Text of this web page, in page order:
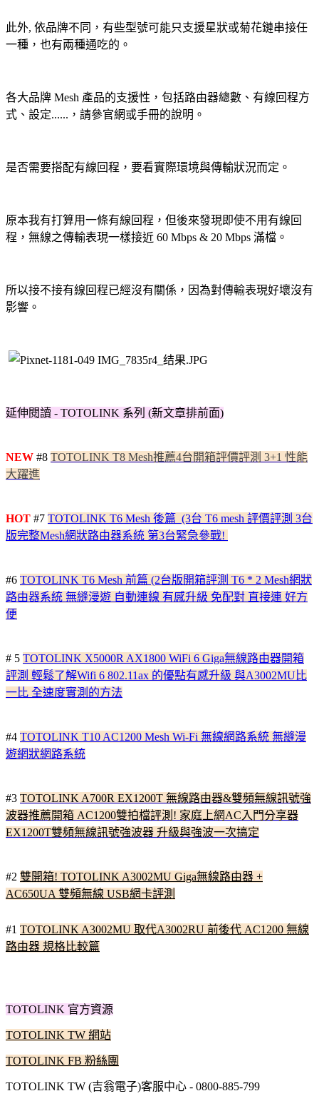
此外, 依品牌不同，有些型號可能只支援星狀或菊花鏈串接任
一種，也有兩種通吃的 。
各大品牌 Mesh 產品的支援性 ，包括路由器總數、有線回程方
式、設定......，請參官網或手冊的說明 。
是否需要搭配有線回程，要看實際環境與傳輸狀況而定 。
原本我有打算用一條有線回程 ， 但後來發現即使不用 有線回
程，無線之傳輸表現一樣接近 60 Mbps & 20 Mbps 滿檔 。
所以接不接有線回程已經沒有關係，因為對傳輸表現好壞沒有
影響。
延伸閱讀 - TOTOLINK 系列 (新文章排前面)
NEW #8 TOTOLINK T8 Mesh推薦4台開箱評價評測 3+1 性能
大躍進
HOT #7 TOTOLINK T6 Mesh 後篇 (3台 T6 mesh 評價評測 3台
版完整Mesh網狀路由器系統 第3台緊急參戰!
#6 TOTOLINK T6 Mesh 前篇 (2台版開箱評測 T6 * 2 Mesh網狀
路由器系統 無縫漫遊 自動連線 有感升級 免配對 直接連 好方
便
# 5 TOTOLINK X5000R AX1800 WiFi 6 Giga無線路由器開箱
評測 輕鬆了解Wifi 6 802.11ax 的優點有感升級 與A3002MU比
一比 全速度實測的方法
#4 TOTOLINK T10 AC1200 Mesh Wi-Fi 無線網路系統 無縫漫
遊網狀網路系統
#3 TOTOLINK A700R EX1200T 無線路由器&雙頻無線訊號強
波器推薦開箱 AC1200雙拍檔評測! 家庭上網AC入門分享器
EX1200T雙頻無線訊號強波器 升級與強波一次搞定
#2 雙開箱! TOTOLINK A3002MU Giga無線路由器 +
AC650UA 雙頻無線 USB網卡評測
#1 TOTOLINK A3002MU 取代A3002RU 前後代 AC1200 無線
路由器 規格比較篇
TOTOLINK 官方資源
TOTOLINK TW 網站
TOTOLINK FB 粉絲團
TOTOLINK TW (吉翁電子)客服中心 - 0800-885-799